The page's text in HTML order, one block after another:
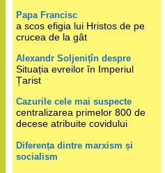
Papa Francisc
a scos efigia lui Hristos de pe
crucea de la gât
Alexandr Soljenițîn despre
Situația evreilor în Imperiul
Țarist
Cazurile cele mai suspecte
centralizarea primelor 800 de
decese atribuite covidului
Diferența dintre marxism și
socialism